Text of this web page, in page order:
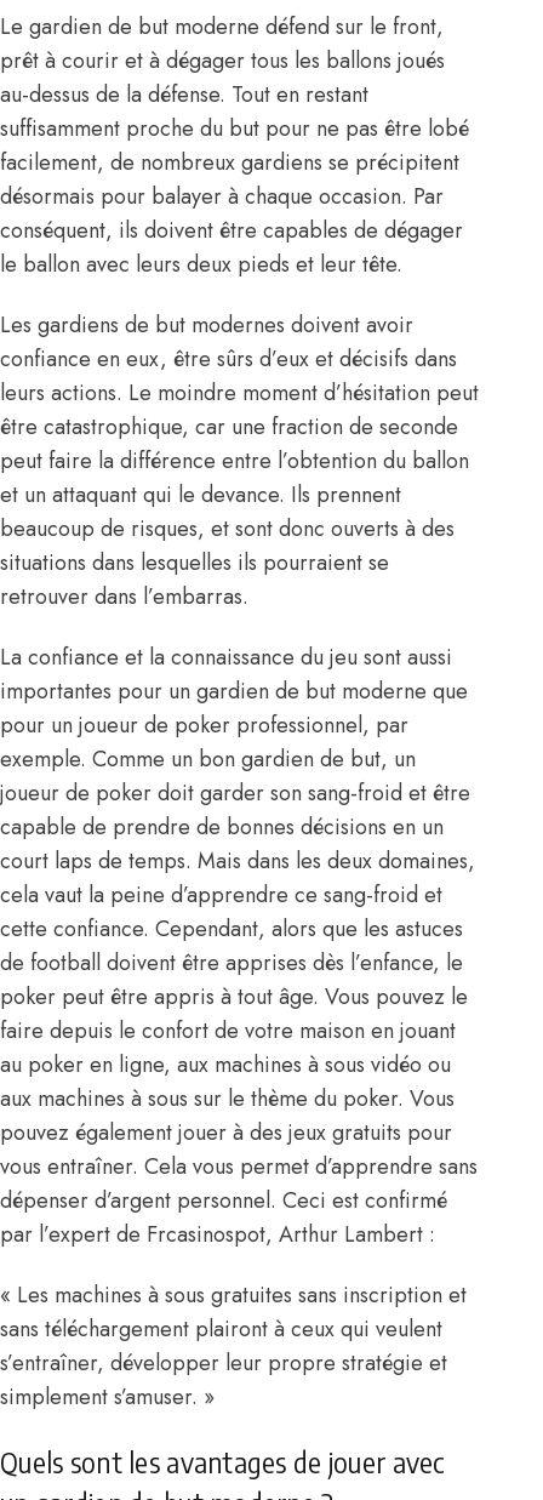
Le gardien de but moderne défend sur le front,
prêt à courir et à dégager tous les ballons joués
au-dessus de la défense. Tout en restant
suffisamment proche du but pour ne pas être lobé
facilement, de nombreux gardiens se précipitent
désormais pour balayer à chaque occasion. Par
conséquent, ils doivent être capables de dégager
le ballon avec leurs deux pieds et leur tête.
Les gardiens de but modernes doivent avoir
confiance en eux, être sûrs d’eux et décisifs dans
leurs actions. Le moindre moment d’hésitation peut
être catastrophique, car une fraction de seconde
peut faire la différence entre l’obtention du ballon
et un attaquant qui le devance. Ils prennent
beaucoup de risques, et sont donc ouverts à des
situations dans lesquelles ils pourraient se
retrouver dans l’embarras.
La confiance et la connaissance du jeu sont aussi
importantes pour un gardien de but moderne que
pour un joueur de poker professionnel, par
exemple. Comme un bon gardien de but, un
joueur de poker doit garder son sang-froid et être
capable de prendre de bonnes décisions en un
court laps de temps. Mais dans les deux domaines,
cela vaut la peine d’apprendre ce sang-froid et
cette confiance. Cependant, alors que les astuces
de football doivent être apprises dès l’enfance, le
poker peut être appris à tout âge. Vous pouvez le
faire depuis le confort de votre maison en jouant
au poker en ligne, aux machines à sous vidéo ou
aux machines à sous sur le thème du poker. Vous
pouvez également jouer à des jeux gratuits pour
vous entraîner. Cela vous permet d’apprendre sans
dépenser d’argent personnel. Ceci est confirmé
par l’expert de Frcasinospot, Arthur Lambert :
« Les machines à sous gratuites sans inscription et
sans téléchargement plairont à ceux qui veulent
s’entraîner, développer leur propre stratégie et
simplement s’amuser. »
Quels sont les avantages de jouer avec